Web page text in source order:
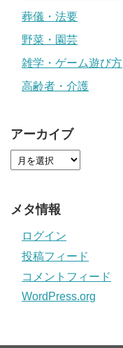
葬儀・法要
野菜・園芸
雑学・ゲーム遊び方
高齢者・介護
アーカイブ
メタ情報
ログイン
投稿フィード
コメントフィード
WordPress.org